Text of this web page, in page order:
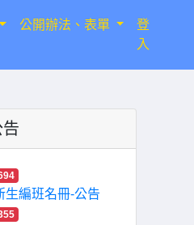
公開辦法、表單
登
入
生編班名冊-公告